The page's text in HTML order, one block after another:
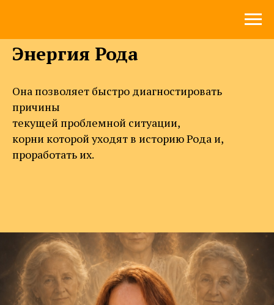
Энергия Рода
Она позволяет быстро диагностировать
причины
текущей проблемной ситуации,
корни которой уходят в историю Рода и,
проработать их.